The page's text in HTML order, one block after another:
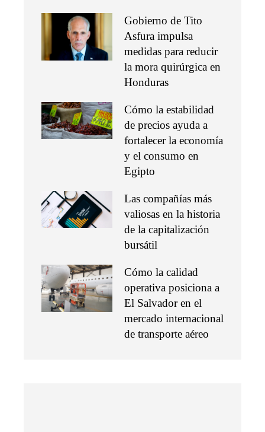
Gobierno de Tito
Asfura impulsa
medidas para reducir
la mora quirúrgica en
Honduras
Cómo la estabilidad
de precios ayuda a
fortalecer la economía
y el consumo en
Egipto
Las compañías más
valiosas en la historia
de la capitalización
bursátil
Cómo la calidad
operativa posiciona a
El Salvador en el
mercado internacional
de transporte aéreo